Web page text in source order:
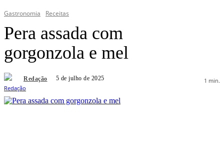
Gastronomia Receitas
Pera assada com
gorgonzola e mel
Redação 5 de julho de 2025 1 min.